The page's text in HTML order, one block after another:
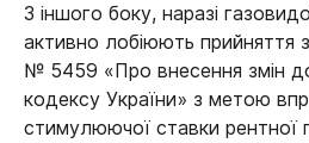
З іншого боку, наразі
активно лобіюють прийняття
№ 5459 «Про внесення змін
кодексу України» з метою
стимулюючої ставки рентної